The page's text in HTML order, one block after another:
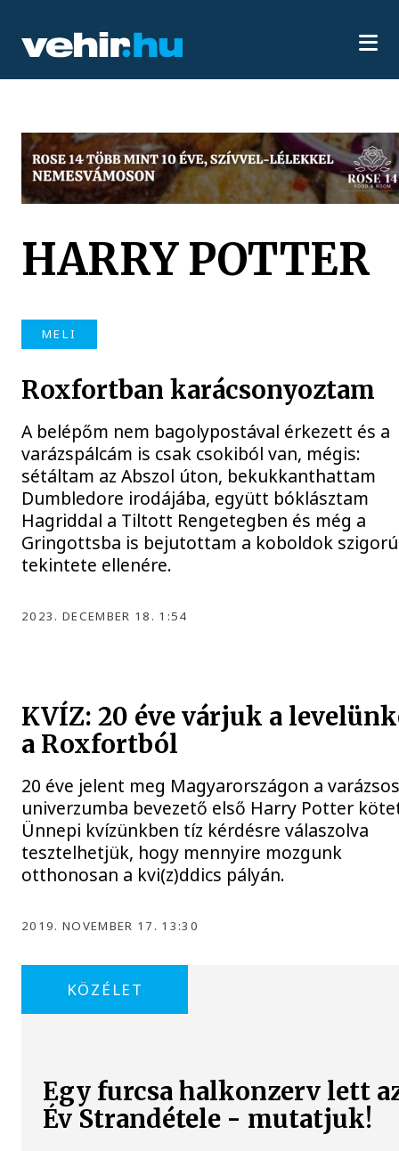
HARRY POTTER
MELI
Roxfortban karácsonyoztam
A belépőm nem bagolypostával érkezett és a
varázspálcám is csak csokiból van, mégis:
sétáltam az Abszol úton, bekukkanthattam
Dumbledore irodájába, együtt bóklásztam
Hagriddal a Tiltott Rengetegben és még a
Gringottsba is bejutottam a koboldok szigorú
tekintete ellenére.
2023. DECEMBER 18. 1:54
KVÍZ: 20 éve várjuk a
a Roxfortból
20 éve jelent meg Magyarországon a
univerzumba bevezető első Harry Potter
Ünnepi kvízünkben tíz kérdésre válaszolva
tesztelhetjük, hogy mennyire mozgunk
otthonosan a kvi(z)ddics pályán.
2019. NOVEMBER 17. 13:30
KÖZÉLET
Egy furcsa halkonzerv lett
Év Strandétele - mutatjuk!